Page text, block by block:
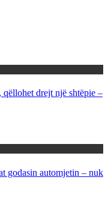
qëllohet drejt një shtëpie –
godasin automjetin – nuk